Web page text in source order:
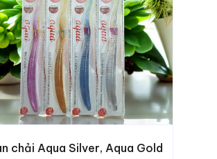
Bàn chải Sweetrip 6102